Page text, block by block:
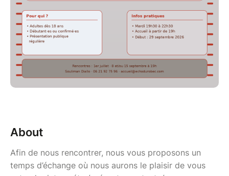
About
Afin de nous rencontrer, nous vous proposons un
temps d’échange où nous aurons le plaisir de vous